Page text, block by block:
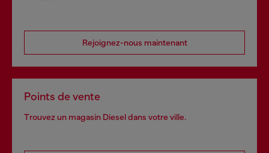
Rejoignez-nous maintenant
Points de vente
Trouvez un magasin Diesel dans votre ville.